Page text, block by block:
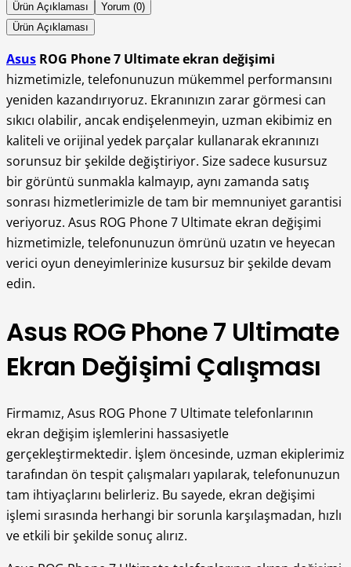
Ürün Açıklaması
Yorum (0)
Ürün Açıklaması
Asus ROG Phone 7 Ultimate ekran değişimi
hizmetimizle, telefonunuzun mükemmel performansını
yeniden kazandırıyoruz. Ekranınızın zarar görmesi can
sıkıcı olabilir, ancak endişelenmeyin, uzman ekibimiz en
kaliteli ve orijinal yedek parçalar kullanarak ekranınızı
sorunsuz bir şekilde değiştiriyor. Size sadece kusursuz
bir görüntü sunmakla kalmayıp, aynı zamanda satış
sonrası hizmetlerimizle de tam bir memnuniyet garantisi
veriyoruz. Asus ROG Phone 7 Ultimate ekran değişimi
hizmetimizle, telefonunuzun ömrünü uzatın ve heyecan
verici oyun deneyimlerinize kusursuz bir şekilde devam
edin.
Asus ROG Phone 7 Ultimate
Ekran Değişimi Çalışması
Firmamız, Asus ROG Phone 7 Ultimate telefonlarının
ekran değişim işlemlerini hassasiyetle
gerçekleştirmektedir. İşlem öncesinde, uzman ekiplerimiz
tarafından ön tespit çalışmaları yapılarak, telefonunuzun
tam ihtiyaçlarını belirleriz. Bu sayede, ekran değişimi
işlemi sırasında herhangi bir sorunla karşılaşmadan, hızlı
ve etkili bir şekilde sonuç alırız.